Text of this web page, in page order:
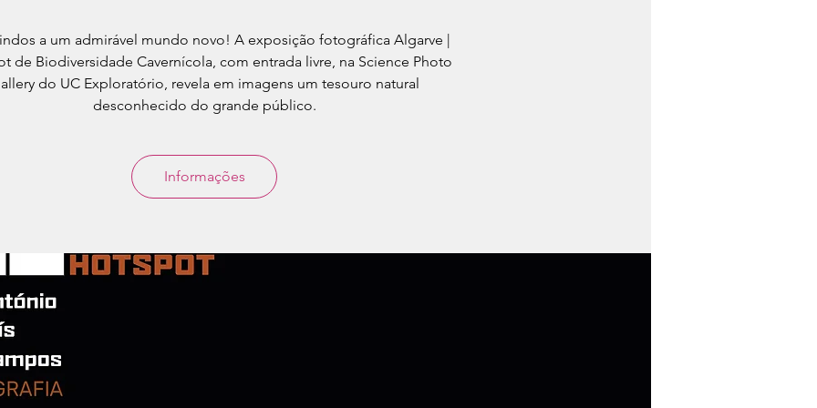
a um admirável mundo novo! A exposição fotográfica Algarve |
de Biodiversidade Cavernícola, com entrada livre, na Science Photo
do UC Exploratório, revela em imagens um tesouro natural
desconhecido do grande público.
Informações